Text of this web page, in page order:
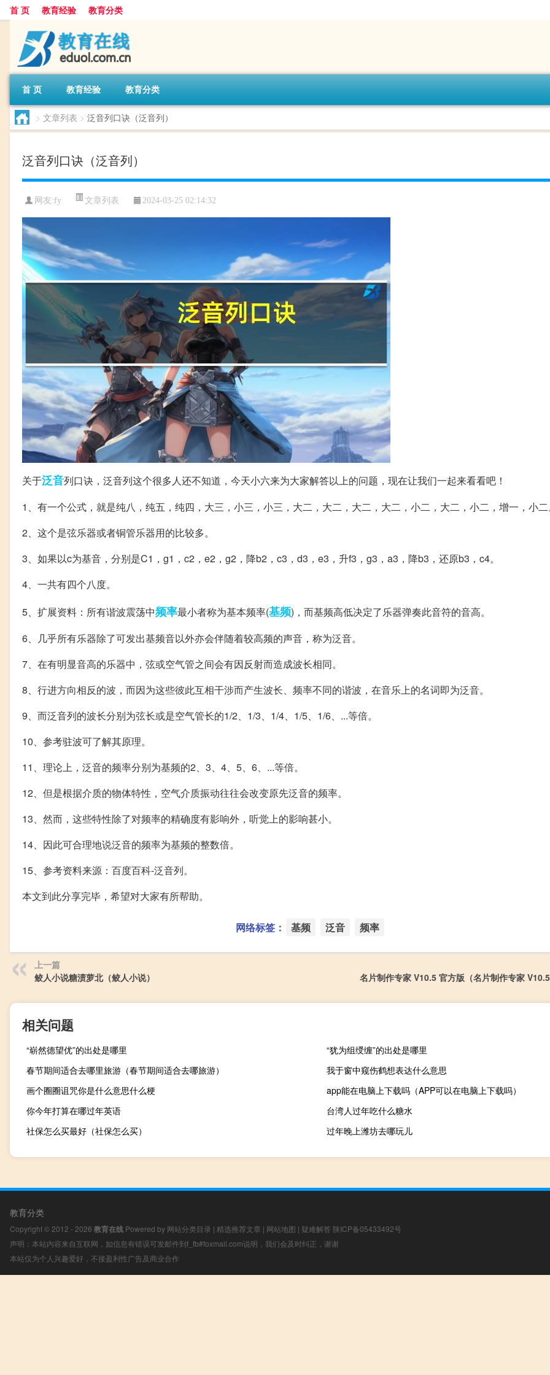
首 页 教育经验 教育分类
首 页 教育经验 教育分类
> 文章列表 > 泛音列口诀（泛音列）
泛音列口诀（泛音列）
网友:fy 文章列表 2024-03-25 02:14:32
关于泛音列口诀，泛音列这个很多人还不知道，今天小六来为大家解答以上的问题，现在让我们一起来看看吧！
1、有一个公式，就是纯八，纯五，纯四，大三，小三，小三，大二，大二，大二，大二，小二，大二，小二，增一，小
2、这个是弦乐器或者铜管乐器用的比较多。
3、如果以c为基音，分别是C1，g1，c2，e2，g2，降b2，c3，d3，e3，升f3，g3，a3，降b3，还原b3，c4。
4、一共有四个八度。
5、扩展资料：所有谐波震荡中频率最小者称为基本频率(基频)，而基频高低决定了乐器弹奏此音符的音高。
6、几乎所有乐器除了可发出基频音以外亦会伴随着较高频的声音，称为泛音。
7、在有明显音高的乐器中，弦或空气管之间会有因反射而造成波长相同。
8、行进方向相反的波，而因为这些彼此互相干涉而产生波长、频率不同的谐波，在音乐上的名词即为泛音。
9、而泛音列的波长分别为弦长或是空气管长的1/2、1/3、1/4、1/5、1/6、...等倍。
10、参考驻波可了解其原理。
11、理论上，泛音的频率分别为基频的2、3、4、5、6、...等倍。
12、但是根据介质的物体特性，空气介质振动往往会改变原先泛音的频率。
13、然而，这些特性除了对频率的精确度有影响外，听觉上的影响甚小。
14、因此可合理地说泛音的频率为基频的整数倍。
15、参考资料来源：百度百科-泛音列。
本文到此分享完毕，希望对大家有所帮助。
网络标签： 基频 泛音 频率
上一篇
鲛人小说糖渍萝北（鲛人小说）
名片制作专家 V10.5 官方版（名片制作专家
相关问题
“崭然德望优”的出处是哪里
“犹为组绶缠”的出处是哪里
春节期间适合去哪里旅游（春节期间适合去哪旅游）
我于窗中窥伤鹤想表达什么意思
画个圈圈诅咒你是什么意思什么梗
app能在电脑上下载吗（APP可以在电脑上下载吗）
你今年打算在哪过年英语
台湾人过年吃什么糖水
社保怎么买最好（社保怎么买）
过年晚上潍坊去哪玩儿
教育分类
Copyright © 2012 - 2026 教育在线 Powered by 网站分类目录 | 精选推荐文章 | 网站地图 | 疑难解答 陕ICP备05433492号
声明：本站内容来自互联网，如信息有错误可发邮件到f_fb#foxmail.com说明，我们会及时纠正，谢谢
本站仅为个人兴趣爱好，不接盈利性广告及商业合作